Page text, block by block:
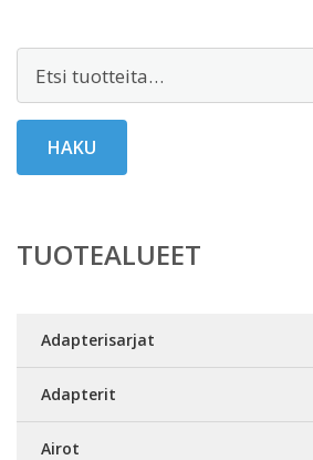
HAKU
TUOTEALUEET
Adapterisarjat
Adapterit
Airot